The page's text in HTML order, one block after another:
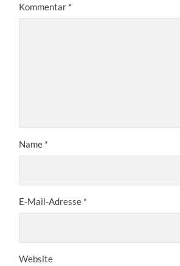
Kommentar *
Name *
E-Mail-Adresse *
Website